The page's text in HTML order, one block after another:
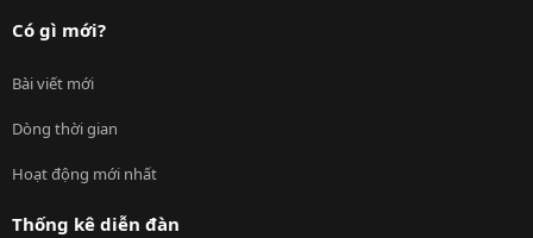
Có gì mới?
Bài viết mới
Dòng thời gian
Hoạt động mới nhất
Thống kê diễn đàn